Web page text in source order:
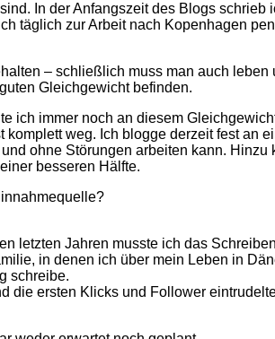
In der Anfangszeit des Blogs schrieb
täglich zur Arbeit nach Kopenhagen
– schließlich muss man auch leben
Gleichgewicht befinden.
ich immer noch an diesem
weg. Ich blogge derzeit fest an
ohne Störungen arbeiten kann.
besseren Hälfte.
letzten Jahren musste ich das
in denen ich über mein Leben in
schreibe.
ersten Klicks und Follower